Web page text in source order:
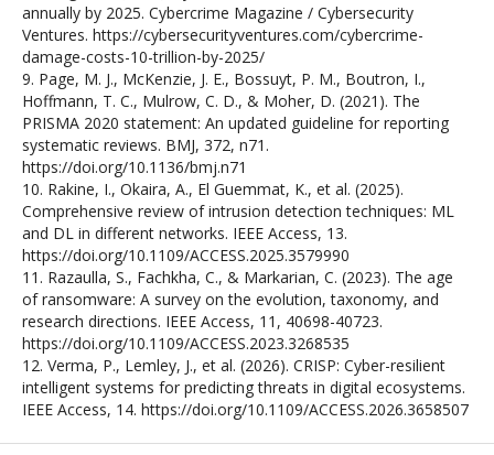
annually by 2025. Cybercrime Magazine / Cybersecurity
Ventures. https://cybersecurityventures.com/cybercrime-
damage-costs-10-trillion-by-2025/
9. Page, M. J., McKenzie, J. E., Bossuyt, P. M., Boutron, I.,
Hoffmann, T. C., Mulrow, C. D., & Moher, D. (2021). The
PRISMA 2020 statement: An updated guideline for reporting
systematic reviews. BMJ, 372, n71.
https://doi.org/10.1136/bmj.n71
10. Rakine, I., Okaira, A., El Guemmat, K., et al. (2025).
Comprehensive review of intrusion detection techniques: ML
and DL in different networks. IEEE Access, 13.
https://doi.org/10.1109/ACCESS.2025.3579990
11. Razaulla, S., Fachkha, C., & Markarian, C. (2023). The age
of ransomware: A survey on the evolution, taxonomy, and
research directions. IEEE Access, 11, 40698-40723.
https://doi.org/10.1109/ACCESS.2023.3268535
12. Verma, P., Lemley, J., et al. (2026). CRISP: Cyber-resilient
intelligent systems for predicting threats in digital ecosystems.
IEEE Access, 14. https://doi.org/10.1109/ACCESS.2026.3658507